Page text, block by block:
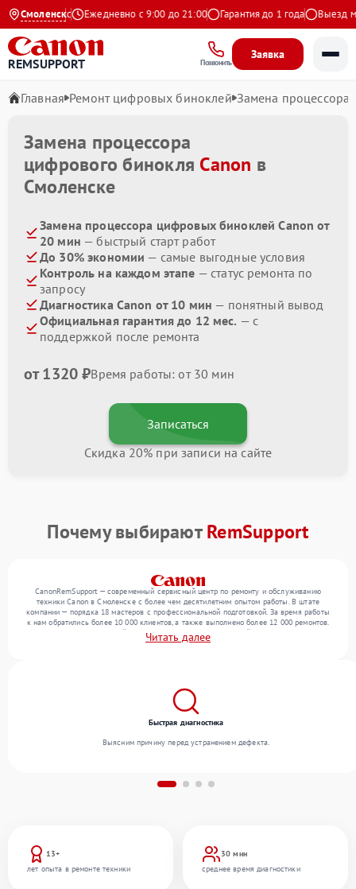
Смоленск
на Яндекс Ежедневно с 9:00 до 21:00 Гарантия до 1 года Выезд
REMSUPPORT Позвонить
Заявка
Главная Ремонт цифровых биноклей Замена процессора
Замена процессора
цифрового бинокля Canon в
Смоленске
Замена процессора цифровых биноклей Canon от
20 мин — быстрый старт работ
До 30% экономии — самые выгодные условия
Контроль на каждом этапе — статус ремонта по
запросу
Диагностика Canon от 10 мин — понятный вывод
Официальная гарантия до 12 мес. — с
поддержкой после ремонта
от 1320 ₽Время работы: от 30 мин
Записаться
Скидка 20% при записи на сайте
Почему выбираютRemSupport
CanonRemSupport — современный сервисный центр по ремонту и обслуживанию
техники Canon в Смоленске с более чем десятилетним опытом работы. В штате
компании — порядка 18 мастеров с профессиональной подготовкой. За время работы
к нам обратились более 10 000 клиентов, а также выполнено более 12 000 ремонтов.
Ежемесячно в сервисный центр поступает более 300 устройств, включая , , . Мы
работаем с широким спектром неисправностей и обеспечиваем надежный результат
Читать далее
13+
лет опыта в ремонте техники
30 мин
среднее время диагностики
Быстрая диагностика
Выясним причину перед устранением дефекта.